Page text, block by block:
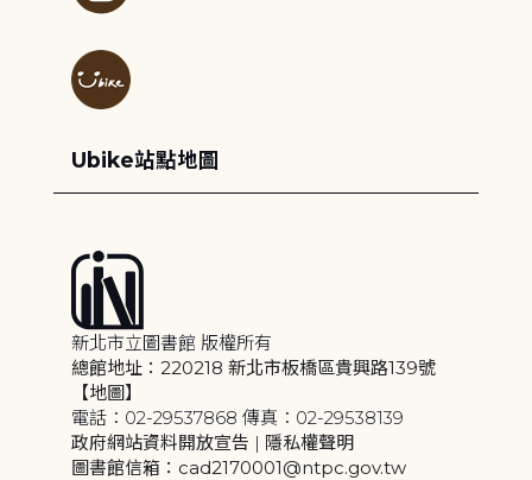
Ubike站點地圖
新北市立圖書館 版權所有
總館地址：220218 新北市板橋區貴興路139號
【地圖】
電話：02-29537868 傳真：02-29538139
政府網站資料開放宣告 | 隱私權聲明
圖書館信箱：cad2170001@ntpc.gov.tw